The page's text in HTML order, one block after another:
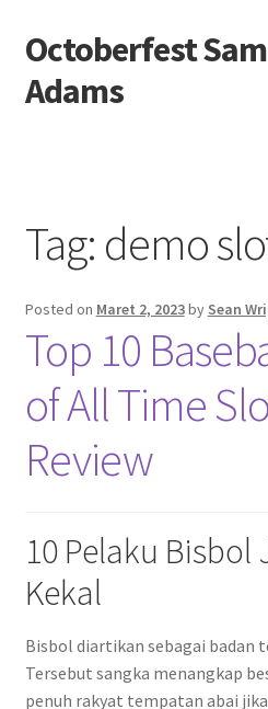
Skip
to
navigation
Skip
to
content
Octoberfest Sam
Adams
Contact us
Privacy Policy
Tag: demo
Posted on Maret 2, 2023by Sean
Top 10
of All Time
Review
10 Pelaku Bisbol
Kekal
Bisbol diartikan sebagai badan
Tersebut sangka menangkap
penuh rakyat tempatan abai